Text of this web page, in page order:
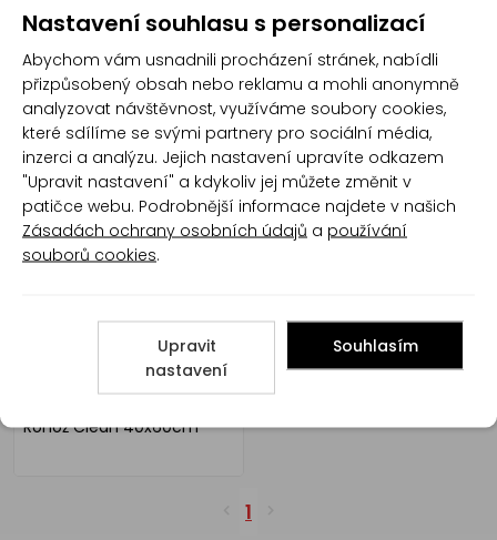
Fólie bublina - délka 100m,
šíře 1m
Rohož Clean 50x80cm
Rohož Clean 40x60cm
1
Nastavení souhlasu s personalizací
Abychom vám usnadnili procházení stránek, nabídli
přizpůsobený obsah nebo reklamu a mohli anonymně
analyzovat návštěvnost, využíváme soubory cookies,
které sdílíme se svými partnery pro sociální média,
inzerci a analýzu. Jejich nastavení upravíte odkazem
"Upravit nastavení" a kdykoliv jej můžete změnit v
patičce webu. Podrobnější informace najdete v našich
Zásadách ochrany osobních údajů a používání
souborů cookies.
Upravit
nastavení
Souhlasím